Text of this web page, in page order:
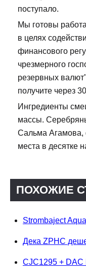
поступало.
Мы готовы
в целях
финансового
чрезмерного
резервных
получите через
Ингредиенты
массы.
Сальма Агамова,
места в десятке
ПОХОЖИЕ
Strombaject
Дека ZPHC
CJC1295 + DAC